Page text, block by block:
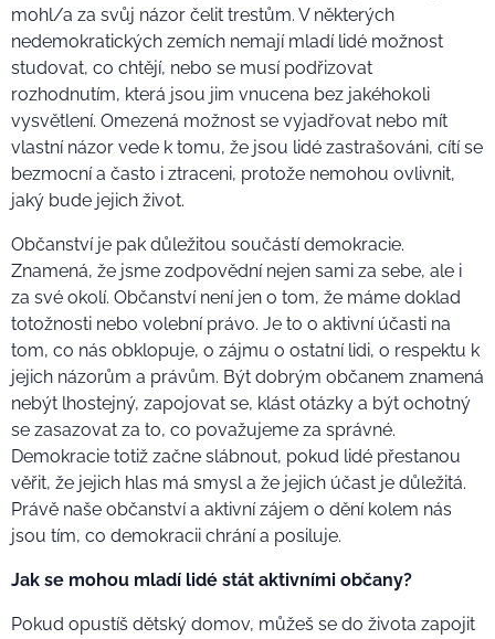
mohl/a za svůj názor čelit trestům. V některých
nedemokratických zemích nemají mladí lidé možnost
studovat, co chtějí, nebo se musí podřizovat
rozhodnutím, která jsou jim vnucena bez jakéhokoli
vysvětlení. Omezená možnost se vyjadřovat nebo mít
vlastní názor vede k tomu, že jsou lidé zastrašováni, cítí se
bezmocní a často i ztraceni, protože nemohou ovlivnit,
jaký bude jejich život.
Občanství je pak důležitou součástí demokracie.
Znamená, že jsme zodpovědní nejen sami za sebe, ale i
za své okolí. Občanství není jen o tom, že máme doklad
totožnosti nebo volební právo. Je to o aktivní účasti na
tom, co nás obklopuje, o zájmu o ostatní lidi, o respektu k
jejich názorům a právům. Být dobrým občanem znamená
nebýt lhostejný, zapojovat se, klást otázky a být ochotný
se zasazovat za to, co považujeme za správné.
Demokracie totiž začne slábnout, pokud lidé přestanou
věřit, že jejich hlas má smysl a že jejich účast je důležitá.
Právě naše občanství a aktivní zájem o dění kolem nás
jsou tím, co demokracii chrání a posiluje.
Jak se mohou mladí lidé stát aktivními občany?
Pokud opustíš dětský domov, můžeš se do života zapojit